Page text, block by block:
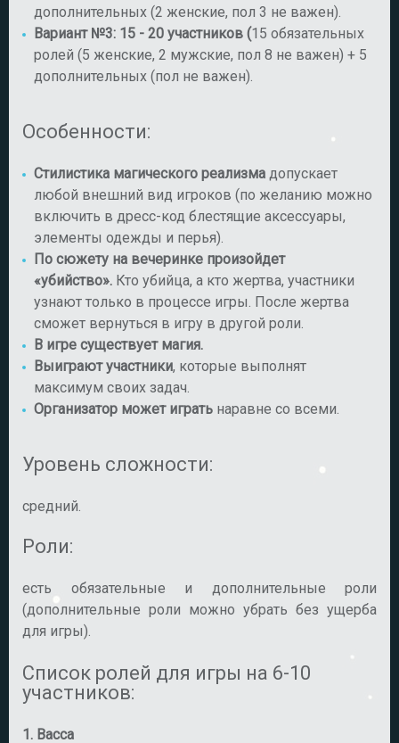
дополнительных (2 женские, пол 3 не важен).
Вариант №3: 15 - 20 участников (15 обязательных
ролей (5 женские, 2 мужские, пол 8 не важен) + 5
дополнительных (пол не важен).
Особенности:
Стилистика магического реализма допускает
любой внешний вид игроков (по желанию можно
включить в дресс-код блестящие аксессуары,
элементы одежды и перья).
По сюжету на вечеринке произойдет
«убийство». Кто убийца, а кто жертва, участники
узнают только в процессе игры. После жертва
сможет вернуться в игру в другой роли.
В игре существует магия.
Выиграют участники, которые выполнят
максимум своих задач.
Организатор может играть наравне со всеми.
Уровень сложности:
средний.
Роли:
есть обязательные и дополнительные роли
(дополнительные роли можно убрать без ущерба
для игры).
Список ролей для игры на 6-10
участников:
1. Васса